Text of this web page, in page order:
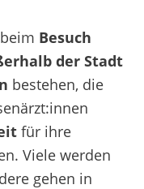
Besuch
der Stadt
bestehen, die
für ihre
Viele werden
gehen in